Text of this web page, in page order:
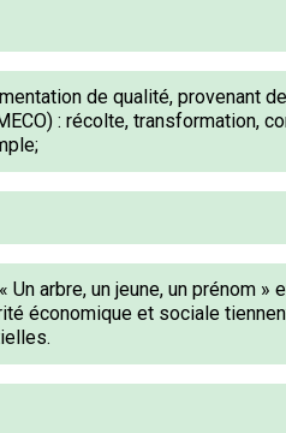
de qualité, provenant
: récolte, transformation,
Un arbre, un jeune, un prénom »
économique et sociale